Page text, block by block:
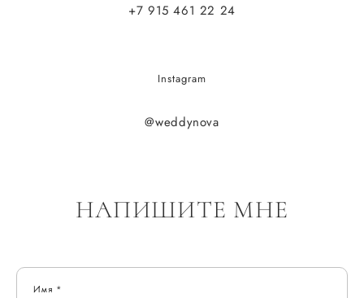
+7 915 461 22 24
Instagram
@weddynova
НАПИШИТЕ МНЕ
Имя *